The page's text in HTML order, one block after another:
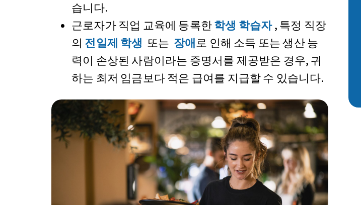
습니다.
근로자가 직업 교육에 등록한학생 학습자, 특정 직장
의 전일제 학생 또는 장애로 인해 소득 또는 생산 능
력이 손상된 사람이라는 증명서를 제공받은 경우, 귀
하는 최저 임금보다 적은 급여를 지급할 수 있습니다.